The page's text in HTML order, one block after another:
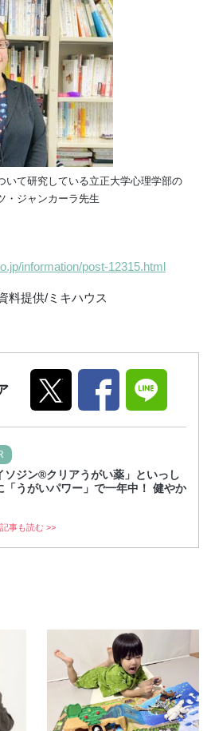
いて研究している立正大学心理学部の
・ジャンカーラ先生
information/post-12315.html
提供/ミキハウス
ソジン®クリアうがい薬」といっし
「うがいパワー」で一年中！ 健やか
事も読む >>